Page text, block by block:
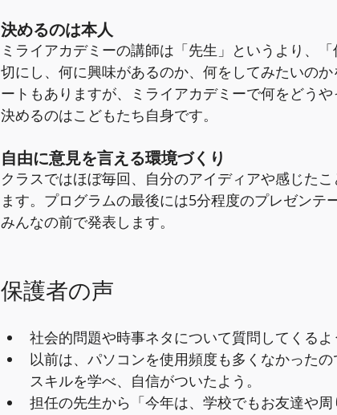
決めるのは本人
ミライアカデミーの講師は「先生」というより、
切にし、何に興味があるのか、何をしてみたいの
ートもありますが、ミライアカデミーで何をどう
決めるのはこどもたち自身です。
自由に意見を言える環境づくり
クラスではほぼ毎回、自分のアイディアや感じた
ます。プログラムの最後には5分程度のプレゼンテ
みんなの前で発表します。
保護者の声
社会的問題や時事ネタについて質問してくるよ
以前は、パソコンを使用頻度も多くなかった
スキルを学べ、自信がついたよう。
担任の先生から「今年は、学校でもお友達や